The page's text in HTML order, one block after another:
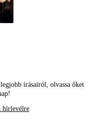
írásairól, olvassa őket
hírlevélre